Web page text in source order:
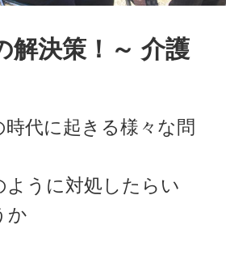
解決策！～ 介護
代に起きる様々な問
うに対処したらい
か